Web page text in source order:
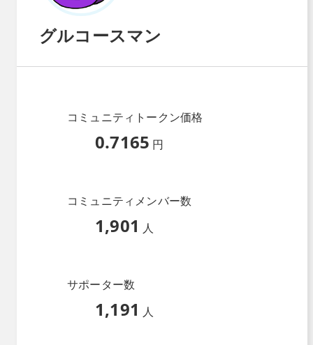
グルコースマン
コミュニティトークン価格
0.7165 円
コミュニティメンバー数
1,901 人
サポーター数
1,191 人